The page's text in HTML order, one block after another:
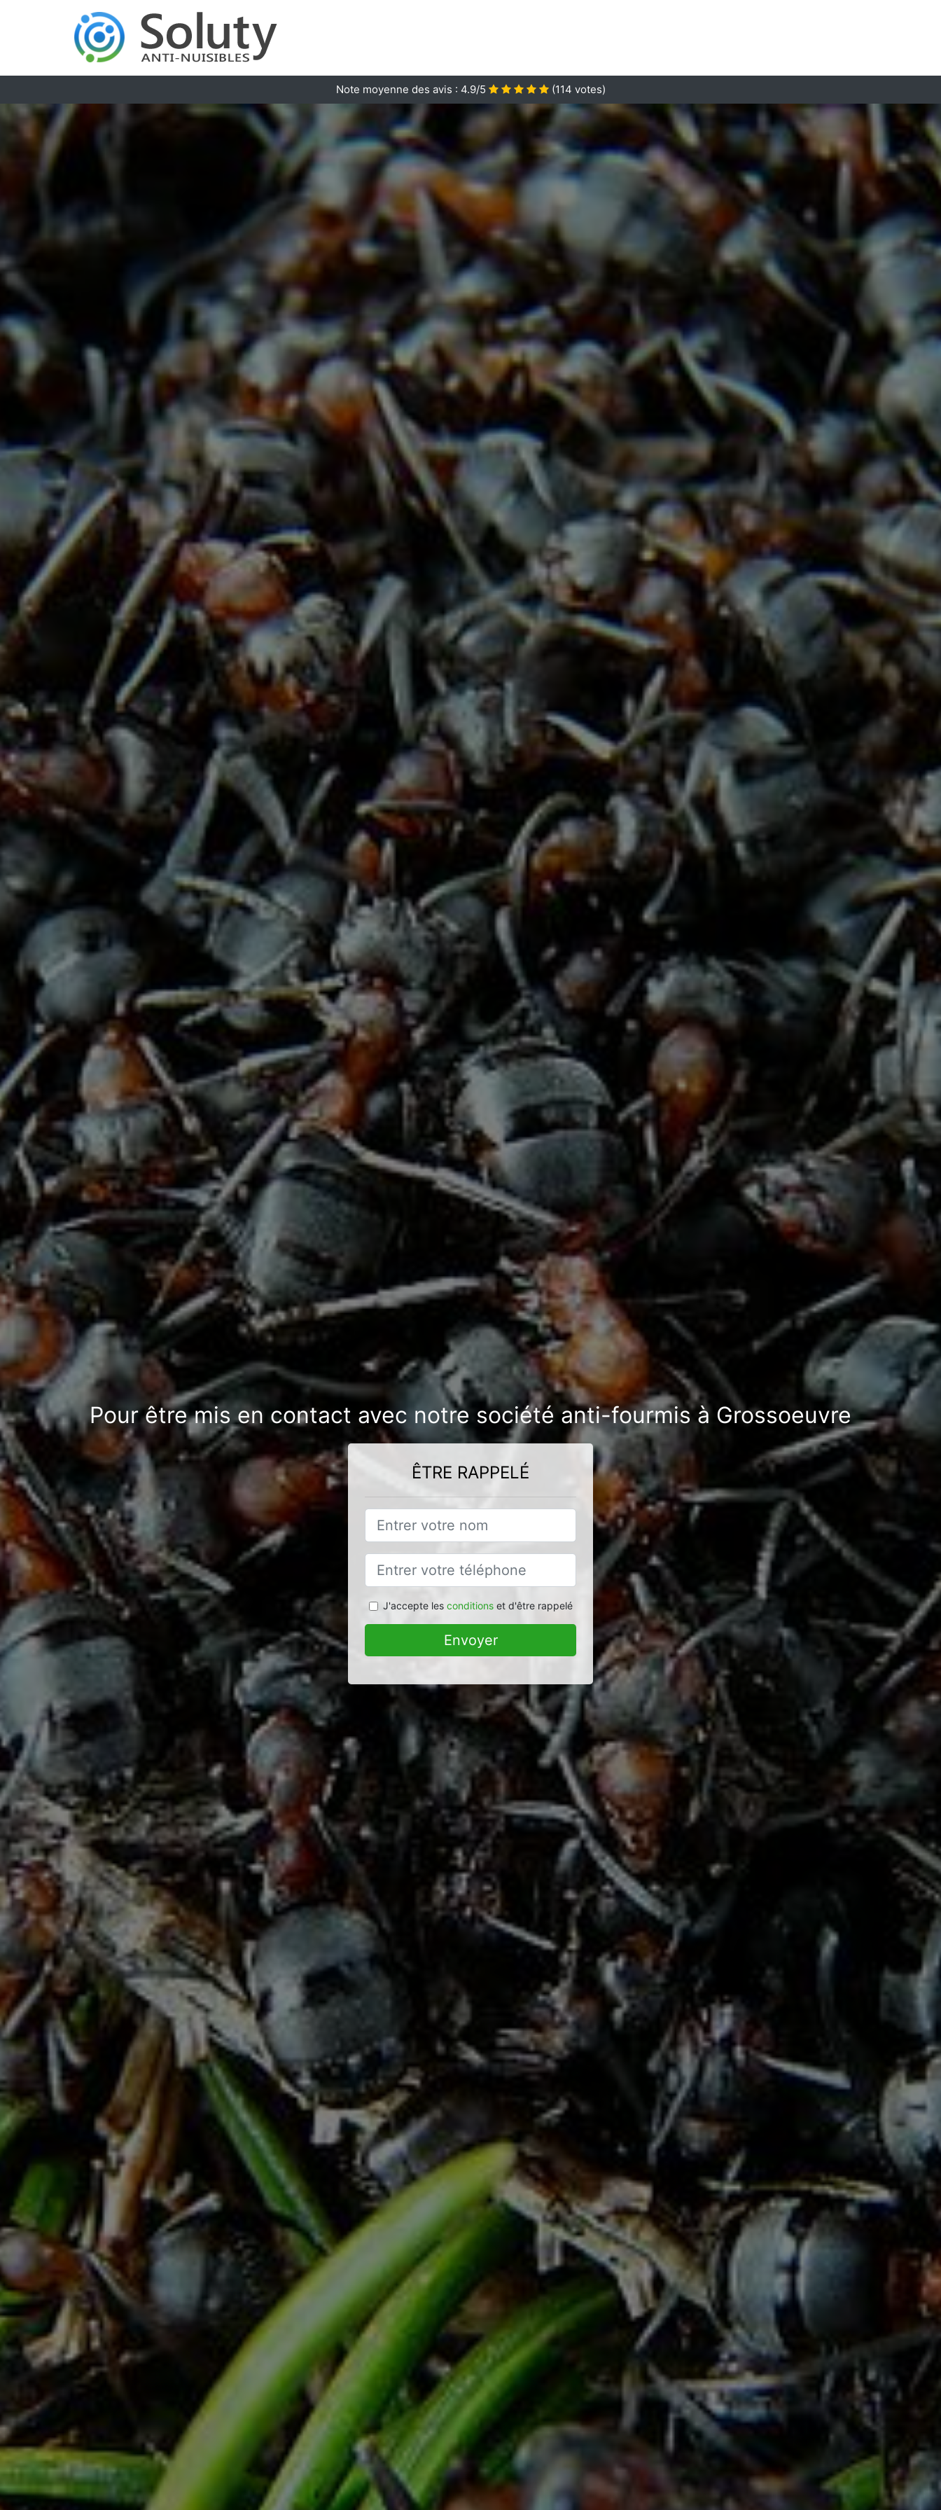
Note moyenne des avis : 4.9/5 (114 votes)
Pour être mis en contact avec notre société anti-fourmis à Grossoeuvre
ÊTRE RAPPELÉ
J'accepte les conditionset d'être rappelé
Envoyer